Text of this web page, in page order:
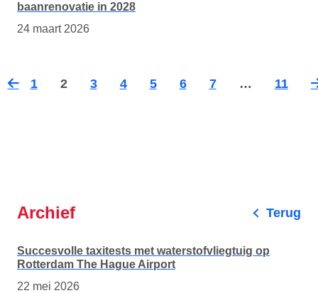
baanrenovatie in 2028
24 maart 2026
1 2 3 4 5 6 7 …
11
Archief Terug
Succesvolle taxitests met waterstofvliegtuig op
Rotterdam The Hague Airport
22 mei 2026